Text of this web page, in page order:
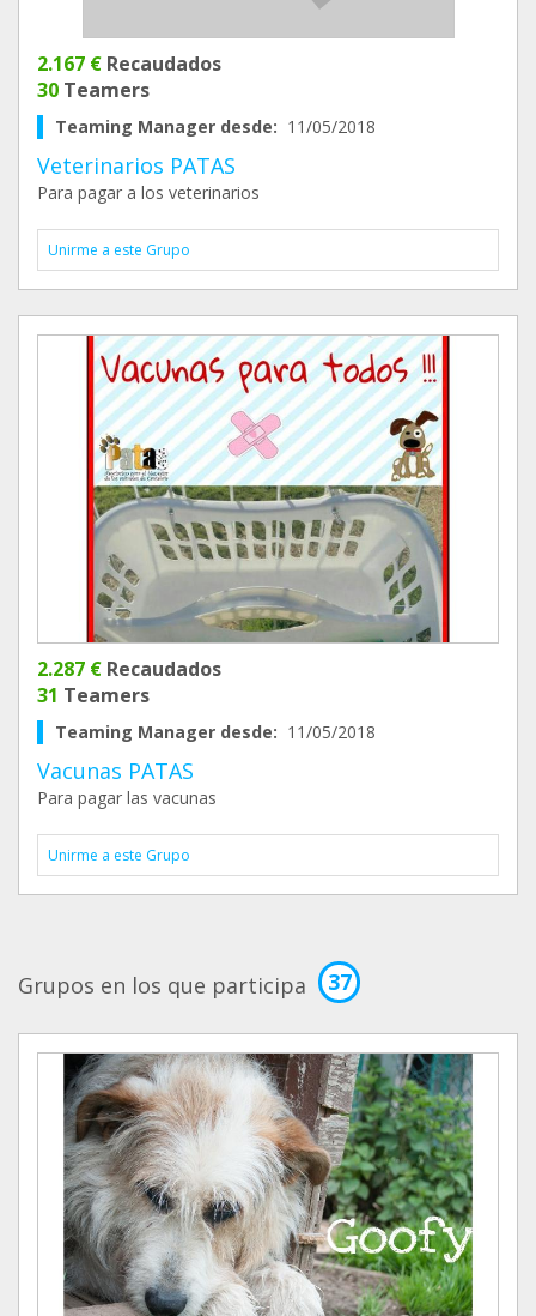
2.167 € Recaudados
30 Teamers
Teaming Manager desde: 11/05/2018
Veterinarios PATAS
Para pagar a los veterinarios
Unirme a este Grupo
2.287 € Recaudados
31 Teamers
Teaming Manager desde: 11/05/2018
Vacunas PATAS
Para pagar las vacunas
Unirme a este Grupo
Grupos en los que participa 37